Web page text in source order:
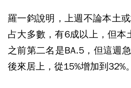
羅一鈞說明，上週不論本土
占大多數，有6成以上，但本
之前第二名是BA.5，但這週
後來居上，從15%增加到32%。